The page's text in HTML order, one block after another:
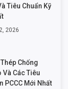
Tiêu Chuẩn Kỹ
2026
Chống
Và Các Tiêu
PCCC Mới Nhất